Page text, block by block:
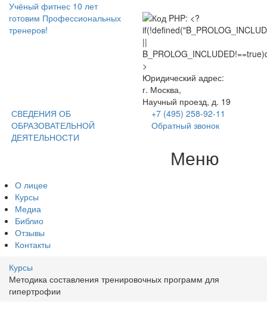
Учёный фитнес 10 лет
готовим Профессиональных
тренеров!
Юридический адрес:
г. Москва,
Научный проезд, д. 19
СВЕДЕНИЯ ОБ
ОБРАЗОВАТЕЛЬНОЙ
ДЕЯТЕЛЬНОСТИ
+7 (495) 258-92-11
Обратный звонок
Меню
О лицее
Курсы
Медиа
Библио
Отзывы
Контакты
Курсы
Методика составления тренировочных программ для
гипертрофии